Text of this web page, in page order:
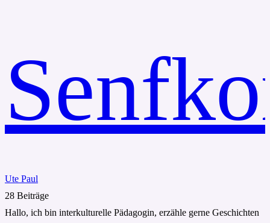
Ute Paul
28 Beiträge
Hallo, ich bin interkulturelle Pädagogin, erzähle gerne Geschichten